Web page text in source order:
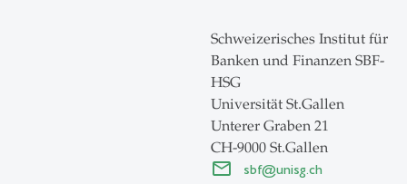
Schweizerisches Institut für
Banken und Finanzen SBF-
HSG
Universität St.Gallen
Unterer Graben 21
CH-9000 St.Gallen
sbf@unisg.ch